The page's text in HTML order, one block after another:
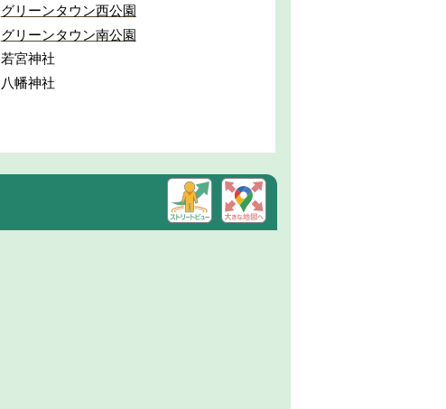
グリーンタウン西公園
グリーンタウン南公園
若宮神社
八幡神社